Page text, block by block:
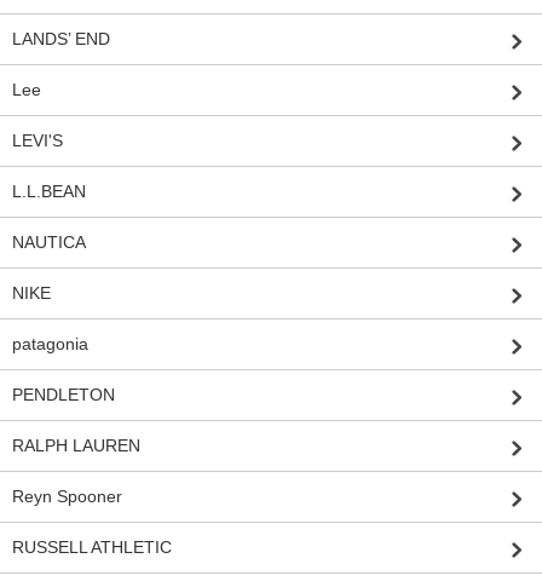
LANDS’ END
Lee
LEVI'S
L.L.BEAN
NAUTICA
NIKE
patagonia
PENDLETON
RALPH LAUREN
Reyn Spooner
RUSSELL ATHLETIC